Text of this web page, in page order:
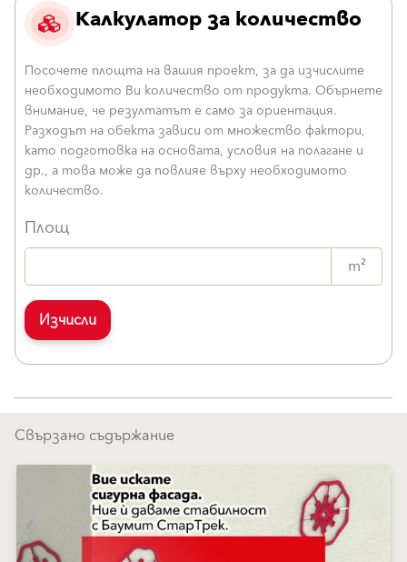
Калкулатор за количество
Посочете площта на вашия проект, за да изчислите
необходимото Ви количество от продукта. Обърнете
внимание, че резултатът е само за ориентация.
Разходът на обекта зависи от множество фактори,
като подготовка на основата, условия на полагане и
др., а това може да повлияе върху необходимото
количество.
Площ
m²
Изчисли
Свързано съдържание